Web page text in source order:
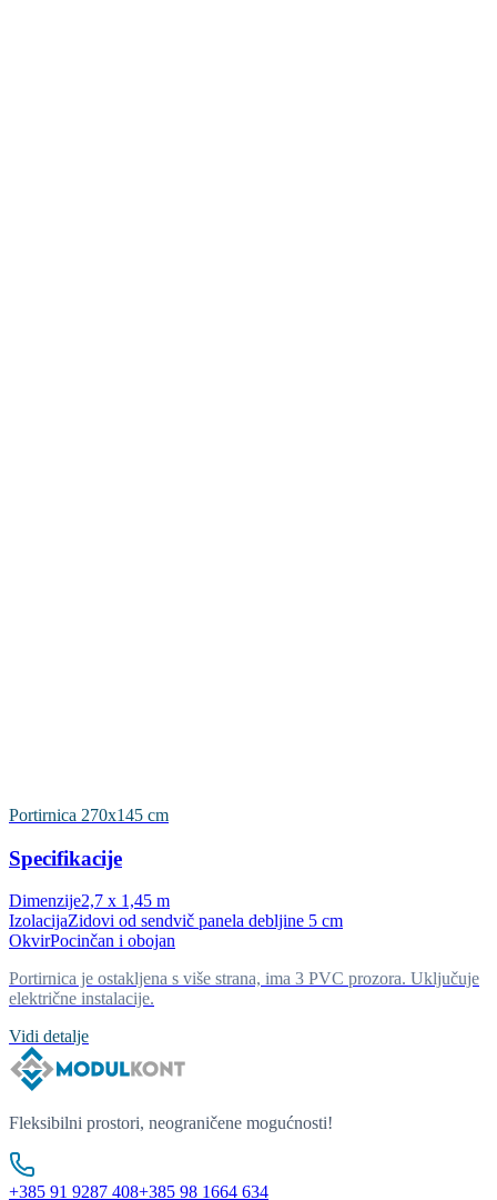
Portirnica 270x145 cm
Specifikacije
Dimenzije2,7 x 1,45 m
IzolacijaZidovi od sendvič panela debljine 5 cm
OkvirPocinčan i obojan
Portirnica je ostakljena s više strana, ima 3 PVC prozora. Uključuje
električne instalacije.
Vidi detalje
Fleksibilni prostori, neograničene mogućnosti!
+385 91 9287 408+385 98 1664 634